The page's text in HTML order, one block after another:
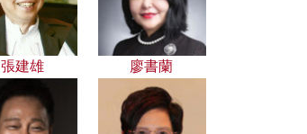
張建雄 廖書蘭